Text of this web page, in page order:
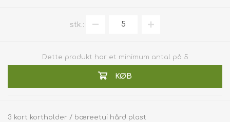
stk.:
Dette produkt har et minimum antal på 5
KØB
3 kort kortholder / bæreetui hård plast